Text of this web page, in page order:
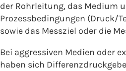
der Rohrleitung, das Medium
Prozessbedingungen (Druck/
sowie das Messziel oder die
Bei aggressiven Medien oder
haben sich